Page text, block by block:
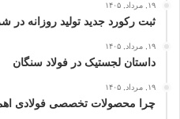
۱۹, مرداد, ۱۴۰۵
ثبت رکورد جدید تولید روزانه در
۱۹, مرداد, ۱۴۰۵
داستان لجستیک در فولاد سنگان
۱۹, مرداد, ۱۴۰۵
چرا محصولات تخصصی فولادی